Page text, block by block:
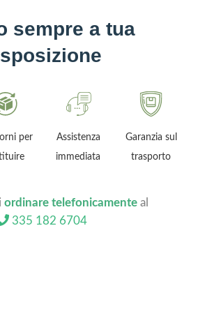
sempre a tua
per
Assistenza
immediata
Garanzia sul
trasporto
ordinare telefonicamente al
335 182 6704